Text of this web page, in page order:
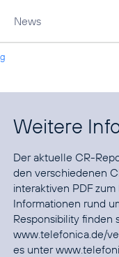
News
Weitere
Der aktuelleCR-
den verschiedenen
interaktiven PDF
Informationen rund
Responsibility finden
www.telefonica.de/
es unter